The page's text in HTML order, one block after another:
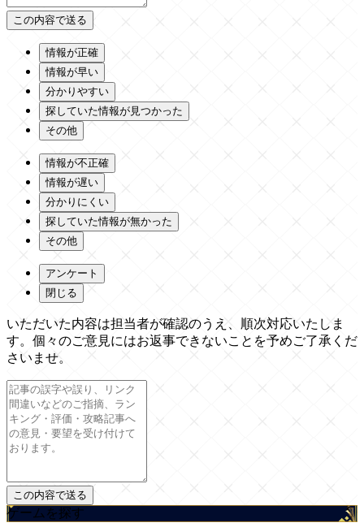
情報が正確
情報が早い
分かりやすい
探していた情報が見つかった
その他
情報が不正確
情報が遅い
分かりにくい
探していた情報が無かった
その他
アンケート
閉じる
いただいた内容は担当者が確認のうえ、順次対応いたしま
す。個々のご意見にはお返事できないことを予めご了承くだ
さいませ。
ゲームを探す